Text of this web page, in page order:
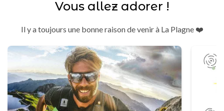
Vous allez adorer !
Il y a toujours une bonne raison de venir à La Plagne ❤️